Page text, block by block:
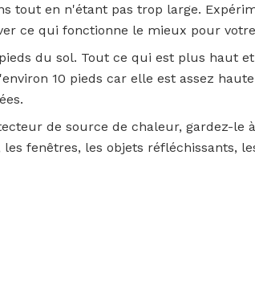
tout en n'étant pas trop large.
ce qui fonctionne le mieux pour
du sol. Tout ce qui est plus haut
10 pieds car elle est assez
de source de chaleur, gardez-le
fenêtres, les objets réfléchissants,